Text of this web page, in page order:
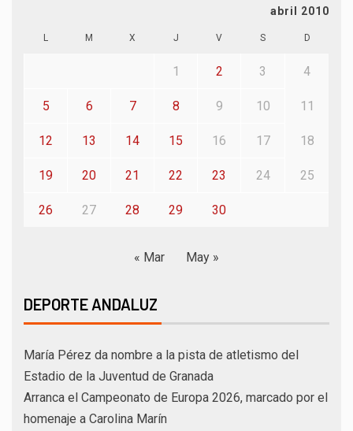
abril 2010
L M X J V S D
1 2 3 4
5 6 7 8 9 10 11
12 13 14 15 16 17 18
19 20 21 22 23 24 25
26 27 28 29 30
« Mar May »
DEPORTE ANDALUZ
María Pérez da nombre a la pista de atletismo del
Estadio de la Juventud de Granada
Arranca el Campeonato de Europa 2026, marcado por el
homenaje a Carolina Marín